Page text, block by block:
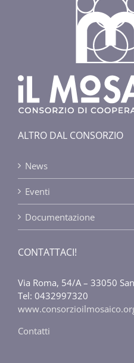
ALTRO DAL CONSORZIO
News
Eventi
Documentazione
CONTATTACI!
Via Roma, 54/A – 33050
Tel: 0432997320
Contatti